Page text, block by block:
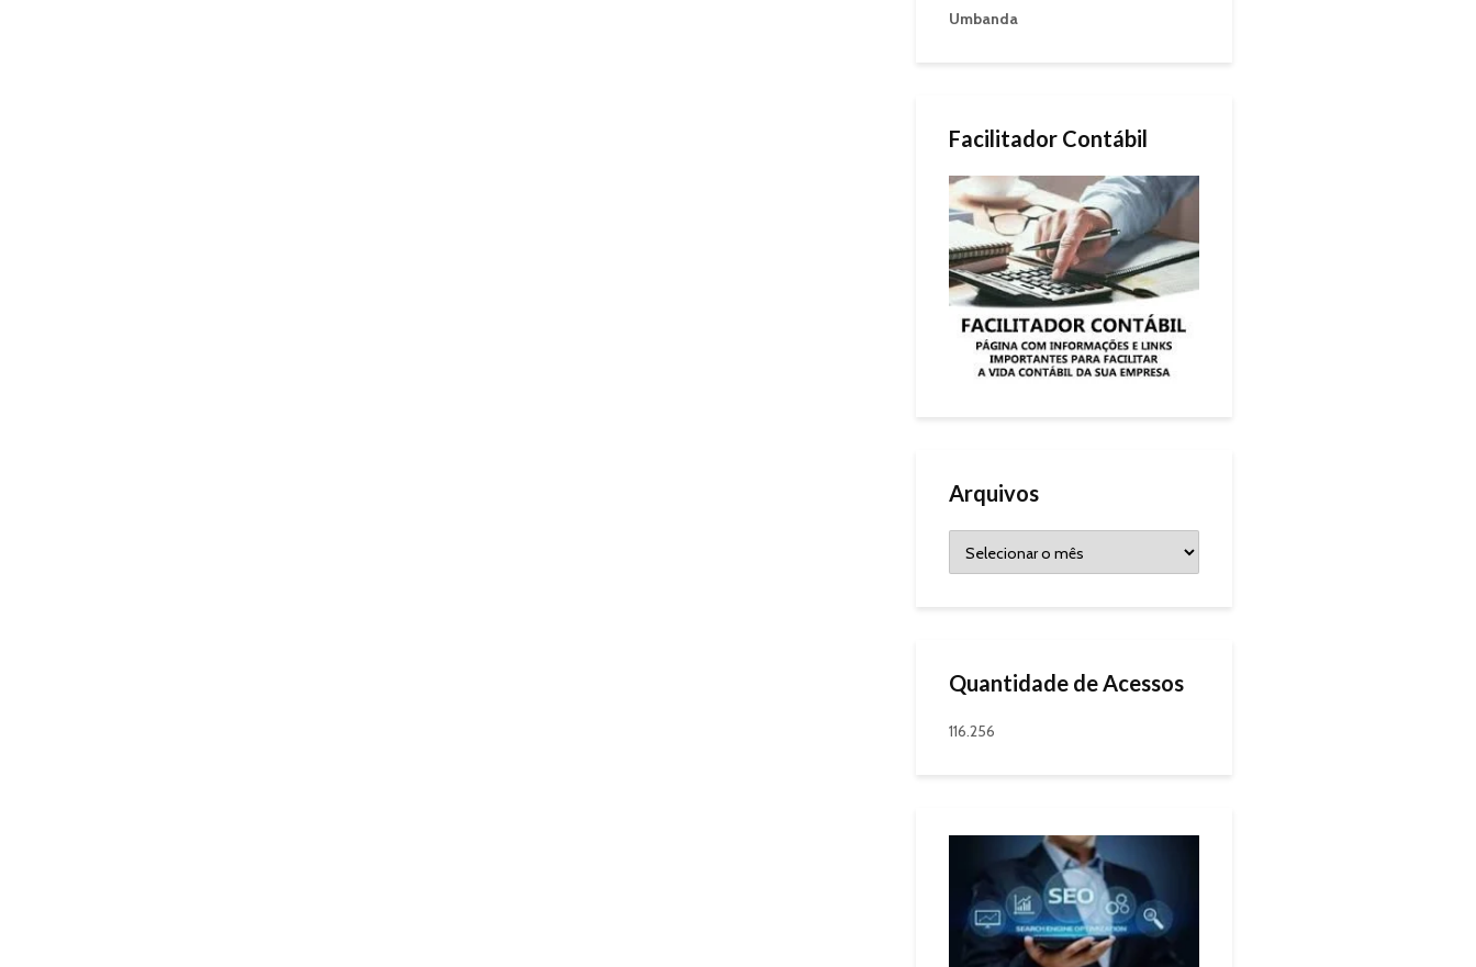
Umbanda
Facilitador Contábil
Arquivos
Quantidade de Acessos
116.256